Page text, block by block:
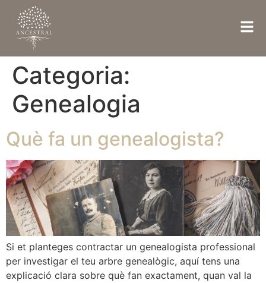
Categoria:
Genealogia
Què fa un genealogista?
Si et planteges contractar un genealogista professional
per investigar el teu arbre genealògic, aquí tens una
explicació clara sobre què fan exactament, quan val la